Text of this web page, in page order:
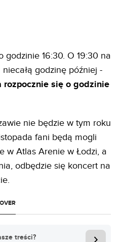
godzinie 16:30. O 19:30 na
godzinę później -
rozpocznie się o godzinie
nie będzie w tym roku
fani będą mogli
w Atlas Arenie w Łodzi, a
odbędzie się koncert na
treści?